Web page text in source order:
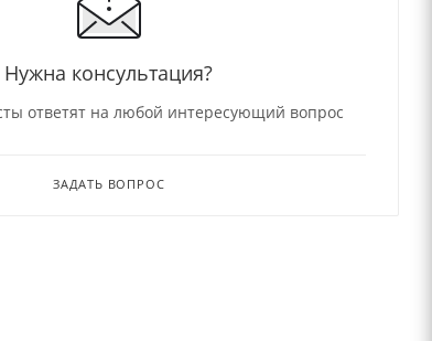
Нужна консультация?
ответят на любой интересующий вопрос
ЗАДАТЬ ВОПРОС